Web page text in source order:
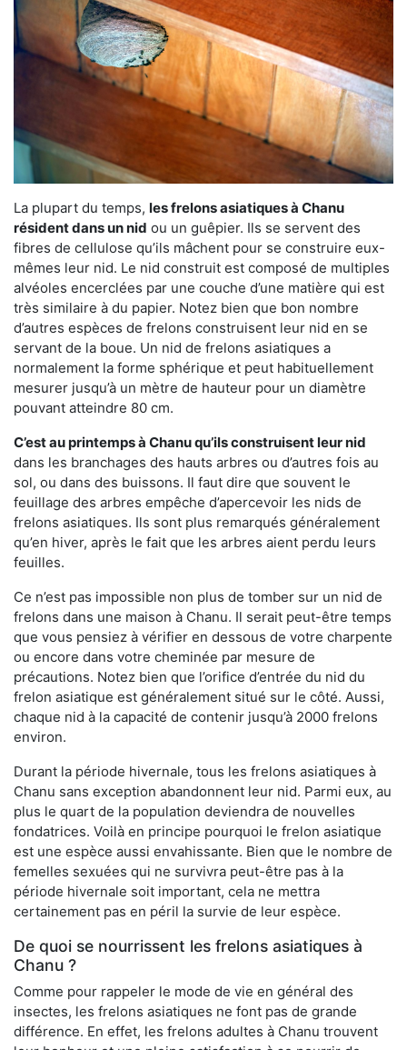
La plupart du temps, les frelons asiatiques à Chanu
résident dans un nid ou un guêpier. Ils se servent des
fibres de cellulose qu’ils mâchent pour se construire eux-
mêmes leur nid. Le nid construit est composé de multiples
alvéoles encerclées par une couche d’une matière qui est
très similaire à du papier. Notez bien que bon nombre
d’autres espèces de frelons construisent leur nid en se
servant de la boue. Un nid de frelons asiatiques a
normalement la forme sphérique et peut habituellement
mesurer jusqu’à un mètre de hauteur pour un diamètre
pouvant atteindre 80 cm.
C’est au printemps à Chanu qu’ils construisent leur nid
dans les branchages des hauts arbres ou d’autres fois au
sol, ou dans des buissons. Il faut dire que souvent le
feuillage des arbres empêche d’apercevoir les nids de
frelons asiatiques. Ils sont plus remarqués généralement
qu’en hiver, après le fait que les arbres aient perdu leurs
feuilles.
Ce n’est pas impossible non plus de tomber sur un nid de
frelons dans une maison à Chanu. Il serait peut-être temps
que vous pensiez à vérifier en dessous de votre charpente
ou encore dans votre cheminée par mesure de
précautions. Notez bien que l’orifice d’entrée du nid du
frelon asiatique est généralement situé sur le côté. Aussi,
chaque nid à la capacité de contenir jusqu’à 2000 frelons
environ.
Durant la période hivernale, tous les frelons asiatiques à
Chanu sans exception abandonnent leur nid. Parmi eux, au
plus le quart de la population deviendra de nouvelles
fondatrices. Voilà en principe pourquoi le frelon asiatique
est une espèce aussi envahissante. Bien que le nombre de
femelles sexuées qui ne survivra peut-être pas à la
période hivernale soit important, cela ne mettra
certainement pas en péril la survie de leur espèce.
De quoi se nourrissent les frelons asiatiques à
Chanu ?
Comme pour rappeler le mode de vie en général des
insectes, les frelons asiatiques ne font pas de grande
différence. En effet, les frelons adultes à Chanu trouvent